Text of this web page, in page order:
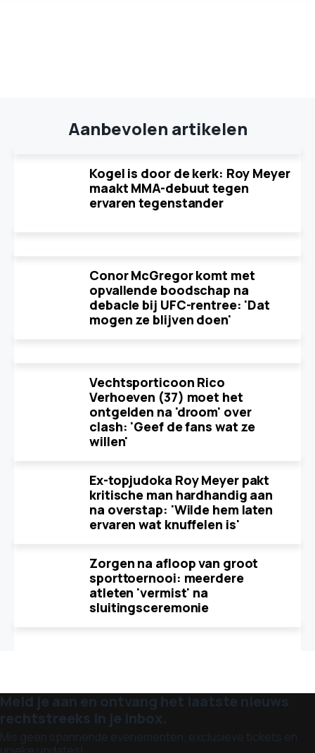
Aanbevolen artikelen
Kogel is door de kerk: Roy Meyer
maakt MMA-debuut tegen
ervaren tegenstander
Conor McGregor komt met
opvallende boodschap na
debacle bij UFC-rentree: 'Dat
mogen ze blijven doen'
Vechtsporticoon Rico
Verhoeven (37) moet het
ontgelden na 'droom' over
clash: 'Geef de fans wat ze
willen'
Ex-topjudoka Roy Meyer pakt
kritische man hardhandig aan
na overstap: 'Wilde hem laten
ervaren wat knuffelen is'
Zorgen na afloop van groot
sporttoernooi: meerdere
atleten 'vermist' na
sluitingsceremonie
Meld je aan en ontvang het laatste nieuws
rechtstreeks in je inbox.
Mis geen spannende evenementen, exclusieve tickets en